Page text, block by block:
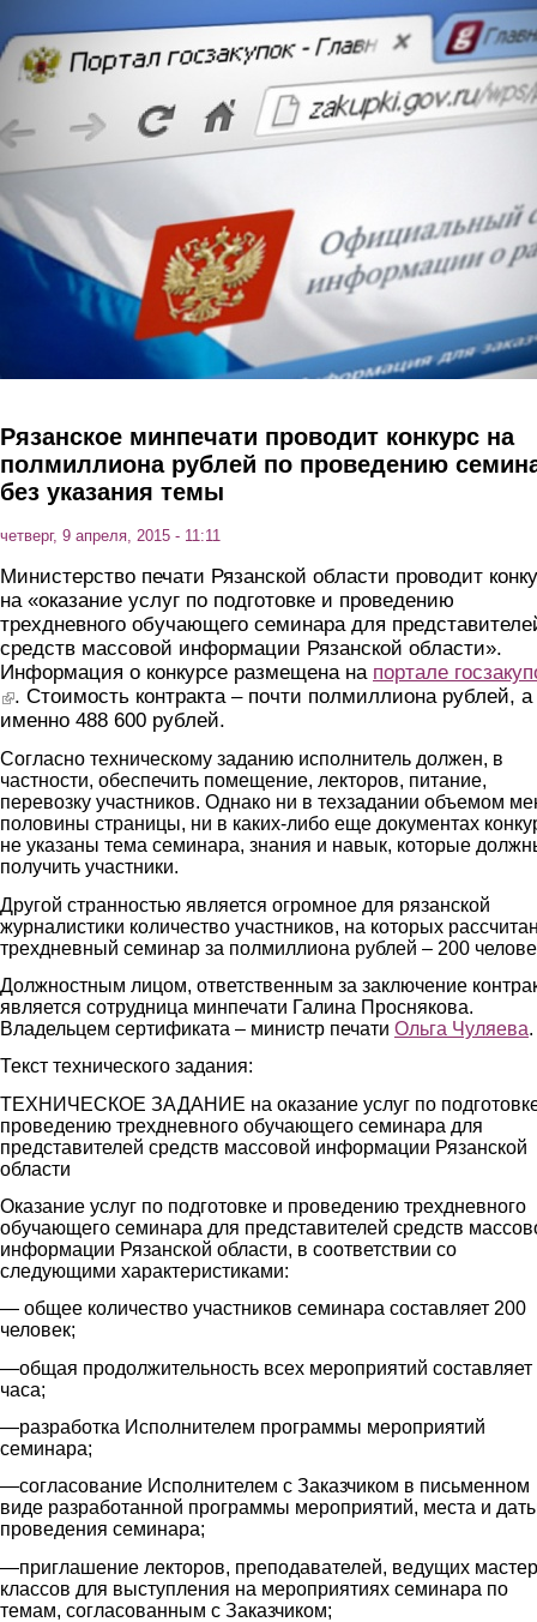
Рязанское минпечати проводит конкурс на
полмиллиона рублей по проведению
без указания темы
четверг, 9 апреля, 2015 - 11:11
Министерство печати Рязанской области проводит
на «оказание услуг по подготовке и проведению
трехдневного обучающего семинара для
средств массовой информации Рязанской области».
Информация о конкурсе размещена на портале
(link is external)
. Стоимость контракта – почти полмиллиона рублей, а
именно 488 600 рублей.
Согласно техническому заданию исполнитель должен, в
частности, обеспечить помещение, лекторов, питание,
перевозку участников. Однако ни в техзадании объемом
половины страницы, ни в каких-либо еще документах
не указаны тема семинара, знания и навык, которые
получить участники.
Другой странностью является огромное для рязанской
журналистики количество участников, на которых
трехдневный семинар за полмиллиона рублей – 200
Должностным лицом, ответственным за заключение
является сотрудница минпечати Галина Проснякова.
Владельцем сертификата – министр печати Ольга Чуляева.
Текст технического задания:
ТЕХНИЧЕСКОЕ ЗАДАНИЕ на оказание услуг по
проведению трехдневного обучающего семинара для
представителей средств массовой информации Рязанской
области
Оказание услуг по подготовке и проведению трехдневного
обучающего семинара для представителей средств
информации Рязанской области, в соответствии со
следующими характеристиками:
― общее количество участников семинара составляет 200
человек;
―общая продолжительность всех мероприятий составляет
часа;
―разработка Исполнителем программы мероприятий
семинара;
―согласование Исполнителем с Заказчиком в письменном
виде разработанной программы мероприятий, места и
проведения семинара;
―приглашение лекторов, преподавателей, ведущих
классов для выступления на мероприятиях семинара по
темам, согласованным с Заказчиком;